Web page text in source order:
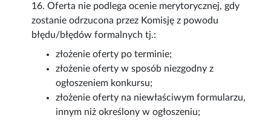
16. Oferta nie podlega ocenie merytorycznej, gdy
zostanie odrzucona przez Komisję z powodu
błędu/błędów formalnych tj.:
złożenie oferty po terminie;
złożenie oferty w sposób niezgodny z
ogłoszeniem konkursu;
złożenie oferty na niewłaściwym formularzu,
innym niż określony w ogłoszeniu;